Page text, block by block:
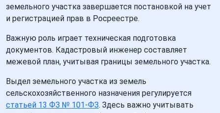
земельного участка завершается постановкой на учет
и регистрацией прав в Росреестре.
Важную роль играет техническая подготовка
документов. Кадастровый инженер составляет
межевой план, учитывая границы земельного участка.
Выдел земельного участка из земель
сельскохозяйственного назначения регулируется
статьей 13 ФЗ № 101-ФЗ. Здесь важно учитывать